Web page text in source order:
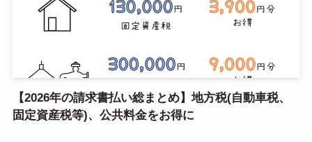
【2026年の請求書払い総まとめ】地方税(自動車税、
固定資産税等)、公共料金をお得に